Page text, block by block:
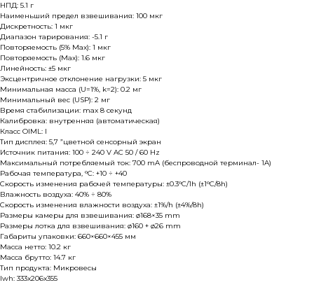
НПД: 5.1 г
Наименьший предел взвешивания: 100 мкг
Дискретность: 1 мкг
Диапазон тарирования: -5.1 г
Повторяемость (5% Max): 1 мкг
Повторяемость (Max): 1.6 мкг
Линейность: ±5 мкг
Эксцентричное отклонение нагрузки: 5 мкг
Минимальная масса (U=1%, k=2): 0.2 мг
Минимальный вес (USP): 2 мг
Время стабилизации: max 8 секунд
Калибровка: внутренняя (автоматическая)
Класс OIML: I
Тип дисплея: 5,7 ”цветной сенсорный экран
Источник питания: 100 ÷ 240 V AC 50 / 60 Hz
Максимальный потребляемый ток: 700 mA (беспроводной терминал- 1A)
Рабочая температура, °C: +10 ÷ +40
Скорость изменения рабочей температуры: ±0.3°C/1h (±1°C/8h)
Влажность воздуха: 40% ÷ 80%
Скорость изменения влажности воздуха: ±1%/h (±4%/8h)
Размеры камеры для взвешивания: ø168×35 mm
Размеры лотка для взвешивания: ø160 + ø26 mm
Габариты упаковки: 660×660×455 мм
Масса нетто: 10.2 кг
Масса брутто: 14.7 кг
Тип продукта: Микровесы
lwh: 333x206x355